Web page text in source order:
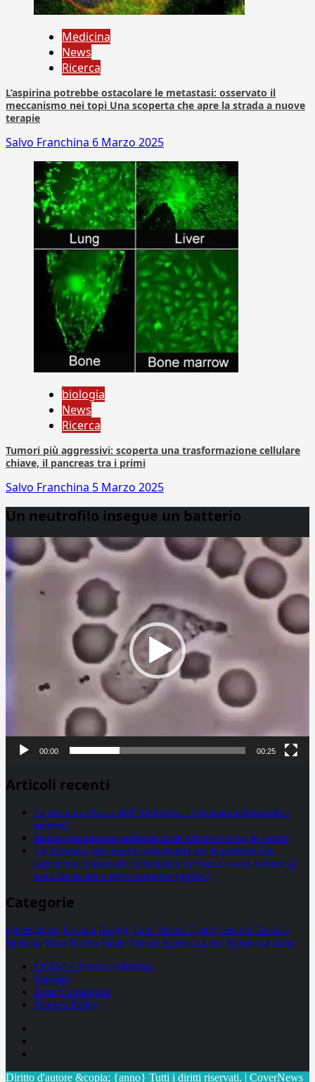
Medicina
News
Ricerca
L’aspirina potrebbe ostacolare le metastasi: osservato il
meccanismo nei topi Una scoperta che apre la strada a nuove
terapie
Salvo Franchina 6 Marzo 2025
biologia
News
Ricerca
Tumori più aggressivi: scoperta una trasformazione cellulare
chiave, il pancreas tra i primi
Salvo Franchina 5 Marzo 2025
Un neutrofilo insegue un batterio
Player
00:00 00:25
Articoli recenti
La proteina chiave dell’Alzheimer si propaga utilizzando i
neuroni
Statine: inutilmente attribuiti molti effetti avversi, lo studio
Un farmaco, due nuove opportunità per le pazienti con
carcinoma mammario metastatico hr+/her2- e con tumore al
seno metastatico triplo negativo (mtnbc)
Categorie
alimentazione biologia Biology Com. Stampa Epatiti featured Genetica
Medicina News Ricerca Salute Science Scienza vaccini Veterinaria video
CCSVI e Sclerosi Multipla
Sitemap
Invia Comunicati
Privacy Policy
Diritto d'autore &copia; {anno} Tutti i diritti riservati. | CoverNews